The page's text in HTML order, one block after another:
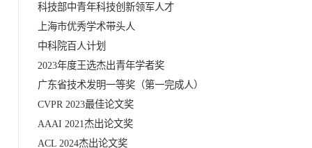
科技部中青年科技创新领军人才
上海市优秀学术带头人
中科院百人计划
2023年度王选杰出青年学者奖
广东省技术发明一等奖（第一完成人）
CVPR 2023最佳论文奖
AAAI 2021杰出论文奖
ACL 2024杰出论文奖